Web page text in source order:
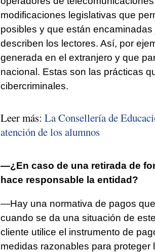
modificaciones legislativas que
posibles y que están
describen los lectores. Así, por
generada en el extranjero y que
nacional. Estas son las prácticas
cibercriminales.
Leer más: La Consellería de
atención de los alumnos
—¿En caso de una retirada de
hace responsable la entidad?
—Hay una normativa de pagos
cuando se da una situación de
cliente utilice el instrumento de
medidas razonables para